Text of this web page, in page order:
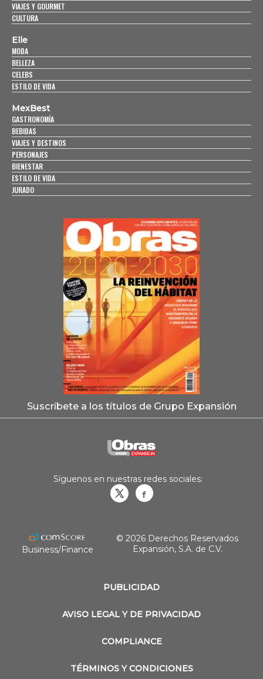
VIAJES Y GOURMET
CULTURA
Elle
MODA
BELLEZA
CELEBS
ESTILO DE VIDA
MexBest
GASTRONOMÍA
BEBIDAS
VIAJES Y DESTINOS
PERSONAJES
BIENESTAR
ESTILO DE VIDA
JURADO
Suscríbete a los títulos de Grupo Expansión
PUBLICIDAD
AVISO LEGAL Y DE PRIVACIDAD
COMPLIANCE
TÉRMINOS Y CONDICIONES
Síguenos en nuestras redes sociales:
Business/Finance
© 2026 Derechos Reservados
Expansión, S.A. de C.V.